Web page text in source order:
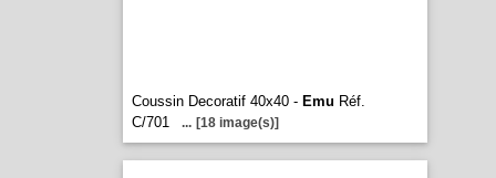
Coussin Decoratif 40x40 - Emu Réf.
C/701
... [18 image(s)]